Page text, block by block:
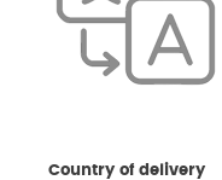
Country of delivery